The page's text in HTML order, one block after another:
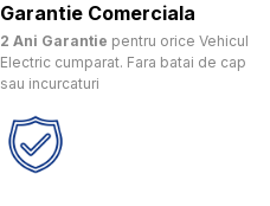
Garantie Comerciala
2 Ani Garantie pentru orice Vehicul
Electric cumparat. Fara batai de cap
sau incurcaturi